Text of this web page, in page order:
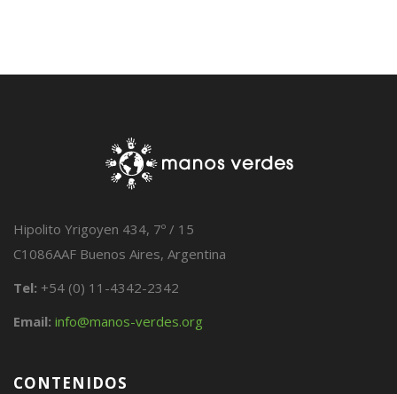
Hipolito Yrigoyen 434, 7º / 15
C1086AAF Buenos Aires, Argentina
Tel: +54 (0) 11-4342-2342
Email: info@manos-verdes.org
CONTENIDOS